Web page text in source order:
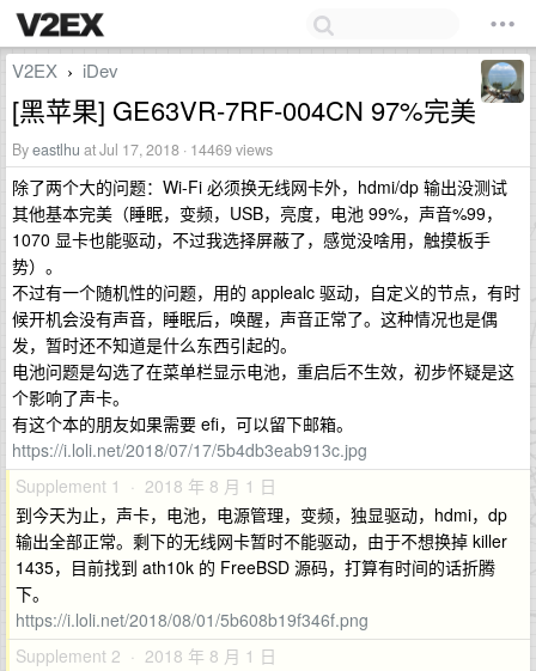
V2EX › iDev
[黑苹果] GE63VR-7RF-004CN 97%完美
Byeastlhu at Jul 17, 2018 · 14469 views
除了两个大的问题：Wi-Fi 必须换无线网卡外，hdmi/dp 输出没测试
其他基本完美（睡眠，变频，USB，亮度，电池 99%，声音%99，
1070 显卡也能驱动，不过我选择屏蔽了，感觉没啥用，触摸板手
势）。
不过有一个随机性的问题，用的 applealc 驱动，自定义的节点，有时
候开机会没有声音，睡眠后，唤醒，声音正常了。这种情况也是偶
发，暂时还不知道是什么东西引起的。
电池问题是勾选了在菜单栏显示电池，重启后不生效，初步怀疑是这
个影响了声卡。
有这个本的朋友如果需要 efi，可以留下邮箱。
https://i.loli.net/2018/07/17/5b4db3eab913c.jpg
Supplement 1 · 2018 年 8 月 1 日
到今天为止，声卡，电池，电源管理，变频，独显驱动，hdmi，dp
输出全部正常。剩下的无线网卡暂时不能驱动，由于不想换掉 killer
1435，目前找到 ath10k 的 FreeBSD 源码，打算有时间的话折腾
下。
https://i.loli.net/2018/08/01/5b608b19f346f.png
Supplement 2 · 2018 年 8 月 1 日